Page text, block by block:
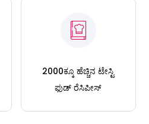
2000ಕ್ಕೂ ಹೆಚ್ಚಿನ ಟೇಸ್ಟಿ
ಫುಡ್ ರೆಸಿಪೀಸ್